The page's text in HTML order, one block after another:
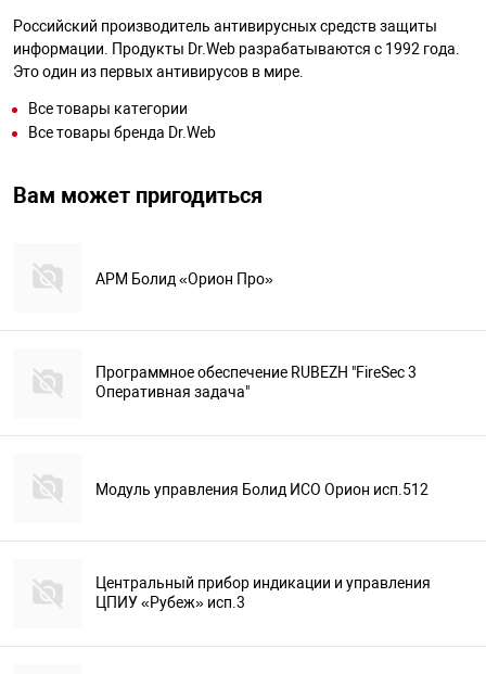
Российский производитель антивирусных средств защиты
информации. Продукты Dr.Web разрабатываются с 1992 года.
Это один из первых антивирусов в мире.
Все товары категории
Все товары бренда Dr.Web
Вам может пригодиться
АРМ Болид «Орион Про»
Программное обеспечение RUBEZH "FireSec 3
Оперативная задача"
Модуль управления Болид ИСО Орион исп.512
Центральный прибор индикации и управления
ЦПИУ «Рубеж» исп.3